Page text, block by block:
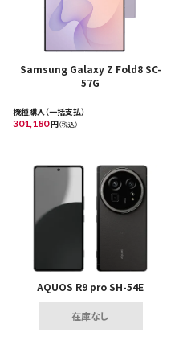
Samsung Galaxy Z Fold8 SC-
57G
機種購入（一括支払）
301,180円（税込）
AQUOS R9 pro SH-54E
在庫なし